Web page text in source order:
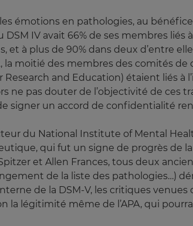
émotions en pathologies, au
IV avait 66% de ses membres liés à
et à plus de 90% dans deux d’entre
la moitié des membres des comités de
and Education) étaient liés à
ne pas douter de l’objectivité de ces
signer un accord de confidentialité
du National Institute of Mental
qui fut un signe de progrès de la
et Allen Frances, tous deux
de la liste des pathologies…)
de la DSM-V, les critiques venues
légitimité même de l’APA, qui